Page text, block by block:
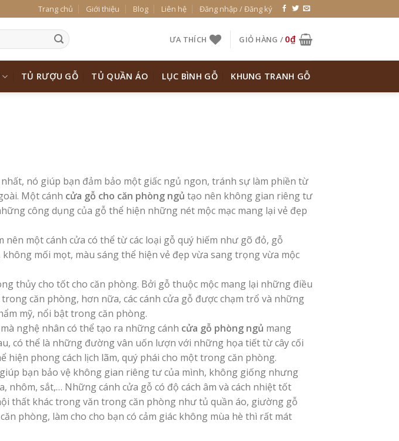
Trang chủ Giới thiệu Blog Liên hệ Đăng nhập / Đăng ký
ƯA THÍCH GIỎ HÀNG / 0₫
TỦ RƯỢU GỖ TỦ QUẦN ÁO LỤC BÌNH GỖ KHUNG TRANH GỖ
nó giúp bạn đảm bảo một giấc ngủ ngon, tránh sự làm phiền từ
Một cánh cửa gỗ cho căn phòng ngủ tạo nên không gian riêng tư
công dụng của gỗ thể hiện những nét mộc mạc mang lại vẻ đẹp
nên một cánh cửa có thể từ các loại gỗ quý hiếm như gõ đỏ, gỗ
mối mọt, màu sáng thể hiện vẻ đẹp vừa sang trọng vừa mộc
thủy cho tốt cho căn phòng. Bởi gỗ thuộc mộc mang lại những điều
căn phòng, hơn nữa, các cánh cửa gỗ được chạm trổ và những
mỹ, nổi bật trong căn phòng.
nghệ nhân có thể tạo ra những cánh cửa gỗ phòng ngủ mang
có thể là những đường vân uốn lượn với những họa tiết từ cây cối
hiện phong cách lịch lãm, quý phái cho một trong căn phòng.
bạn bảo vệ không gian riêng tư của mình, không giống nhưng
nhôm, sắt,… Những cánh cửa gỗ có độ cách âm và cách nhiệt tốt
thất khác trong văn trong căn phòng như tủ quần áo, giường gỗ
phòng, làm cho cho bạn có cảm giác không mùa hè thì rất mát